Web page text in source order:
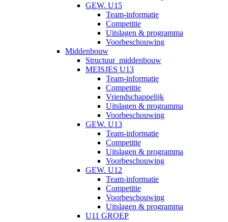
GEW. U15
Team-informatie
Competitie
Uitslagen & programma
Voorbeschouwing
Middenbouw
Structuur_middenbouw
MEISJES U13
Team-informatie
Competitie
Vriendschappelijk
Uitslagen & programma
Voorbeschouwing
GEW. U13
Team-informatie
Competitie
Uitslagen & programma
Voorbeschouwing
GEW. U12
Team-informatie
Competitie
Voorbeschouwing
Uitslagen & programma
U11 GROEP